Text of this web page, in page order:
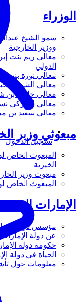
الوزراء
سمو الشيخ
ووزير الخارجية
معالي ريم بنت
الدولي
معالي نورة بنت
معالي الشيخ
معالي خليفة بن
معالي لانا زكي
معالي سعيد بن
مبعوثي وزير
المبعوث الخاص
الخيرية
مبعوث وزير
المبعوث الخاص
الإمارات
مؤسس دولة
عن دولة الإمارات
حكومة دولة
الحياة في دولة
معلومات حول
تسجيل الدخول